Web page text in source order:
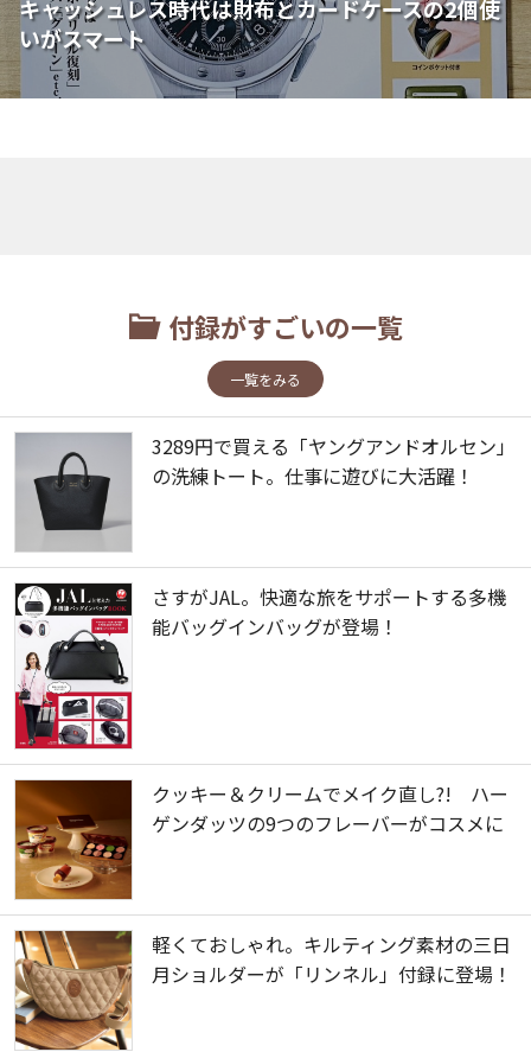
キャッシュレス時代は財布とカードケースの2個使
いがスマート
付録がすごいの一覧
一覧をみる
3289円で買える「ヤングアンドオルセン」
の洗練トート。仕事に遊びに大活躍！
さすがJAL。快適な旅をサポートする多機
能バッグインバッグが登場！
クッキー＆クリームでメイク直し?! ハー
ゲンダッツの9つのフレーバーがコスメに
軽くておしゃれ。キルティング素材の三日
月ショルダーが「リンネル」付録に登場！